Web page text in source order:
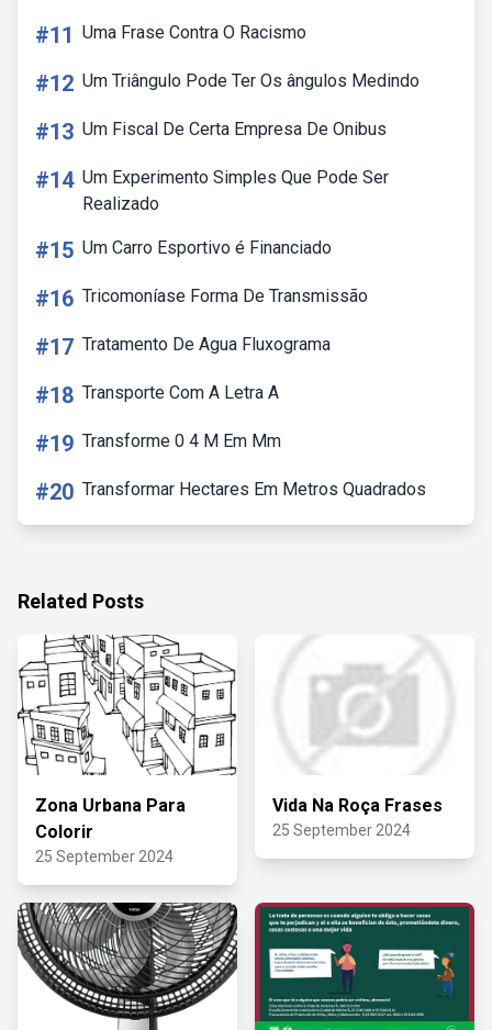
#11 Uma Frase Contra O Racismo
#12 Um Triângulo Pode Ter Os ângulos Medindo
#13 Um Fiscal De Certa Empresa De Onibus
#14 Um Experimento Simples Que Pode Ser
Realizado
#15 Um Carro Esportivo é Financiado
#16 Tricomoníase Forma De Transmissão
#17 Tratamento De Agua Fluxograma
#18 Transporte Com A Letra A
#19 Transforme 0 4 M Em Mm
#20 Transformar Hectares Em Metros Quadrados
Related Posts
Zona Urbana Para
Colorir
25 September 2024
Vida Na Roça Frases
25 September 2024